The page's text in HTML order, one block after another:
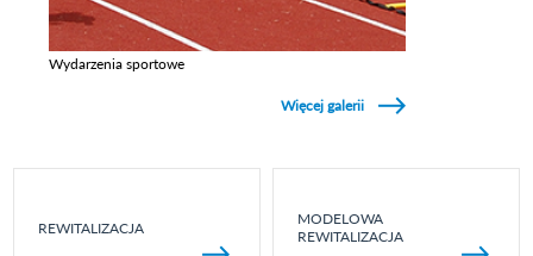
Wydarzenia sportowe
Więcej galerii
REWITALIZACJA
MODELOWA
REWITALIZACJA